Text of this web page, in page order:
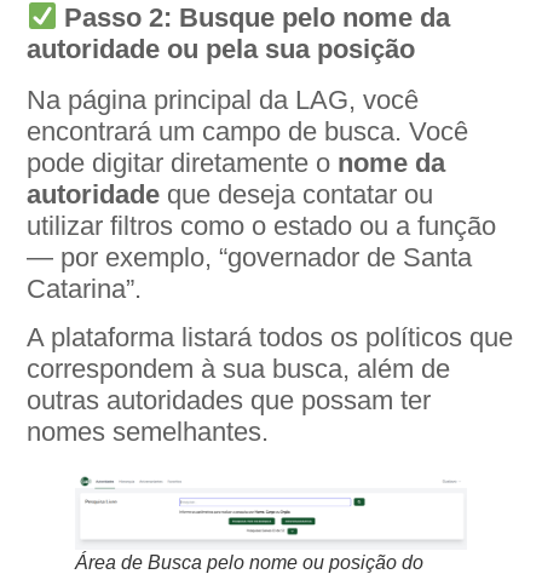
Passo 2: Busque pelo nome da
autoridade ou pela sua posição
Na página principal da LAG, você
encontrará um campo de busca. Você
pode digitar diretamente o nome da
autoridade que deseja contatar ou
utilizar filtros como o estado ou a função
— por exemplo, “governador de Santa
Catarina”.
A plataforma listará todos os políticos que
correspondem à sua busca, além de
outras autoridades que possam ter
nomes semelhantes.
Área de Busca pelo nome ou posição do